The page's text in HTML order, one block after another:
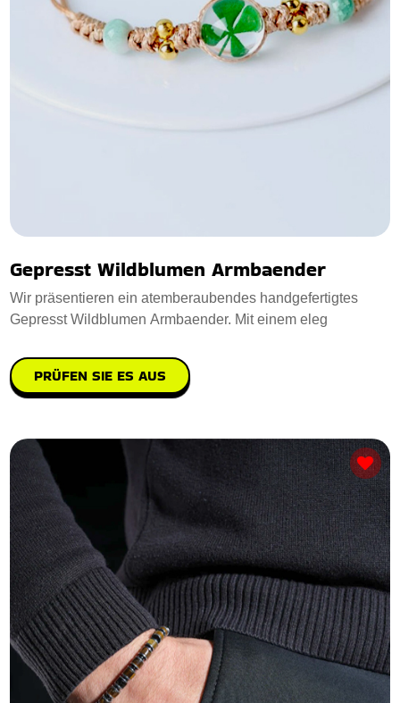
Gepresst Wildblumen Armbaender
Wir präsentieren ein atemberaubendes handgefertigtes
Gepresst Wildblumen Armbaender. Mit einem eleg
PRÜFEN SIE ES AUS